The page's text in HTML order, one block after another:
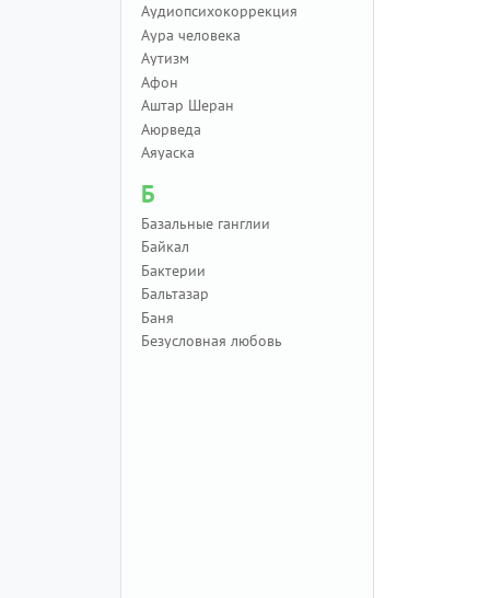
Аудиопсихокоррекция
Аура человека
Аутизм
Афон
Аштар Шеран
Аюрведа
Аяуаска
Б
Базальные ганглии
Байкал
Бактерии
Бальтазар
Баня
Безусловная любовь